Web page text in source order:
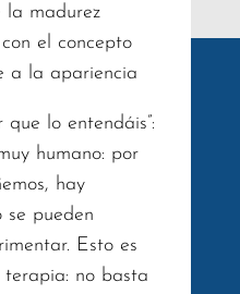
la madurez
el concepto
a la apariencia
lo entendáis”:
humano: por
hay
se pueden
Esto es
terapia: no basta